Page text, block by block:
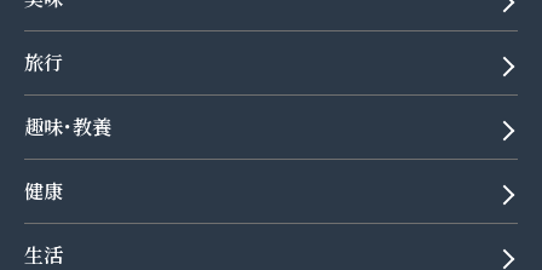
旅行
趣味･教養
健康
生活